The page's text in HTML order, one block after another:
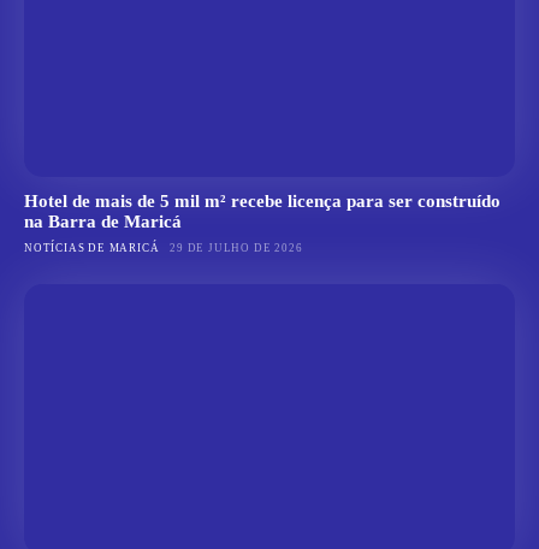
Hotel de mais de 5 mil m² recebe licença para ser construído
na Barra de Maricá
NOTÍCIAS DE MARICÁ 29 DE JULHO DE 2026